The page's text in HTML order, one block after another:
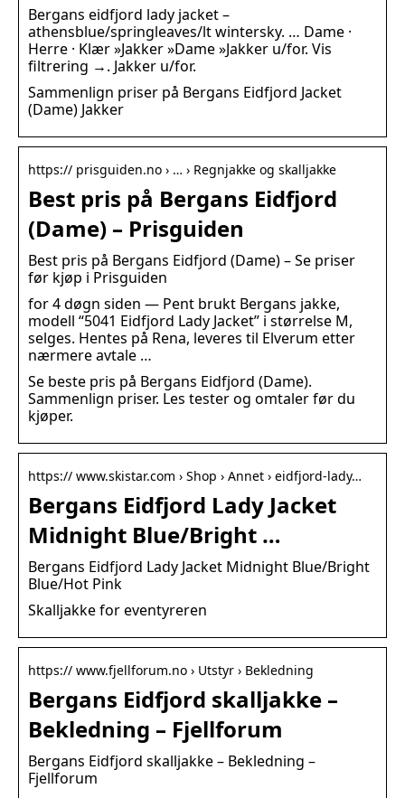
Bergans eidfjord lady jacket –
athensblue/springleaves/lt wintersky. … Dame ·
Herre · Klær »Jakker »Dame »Jakker u/for. Vis
filtrering →. Jakker u/for.
Sammenlign priser på Bergans Eidfjord Jacket
(Dame) Jakker
https:// prisguiden.no › … › Regnjakke og skalljakke
Best pris på Bergans Eidfjord
(Dame) – Prisguiden
Best pris på Bergans Eidfjord (Dame) – Se priser
før kjøp i Prisguiden
for 4 døgn siden — Pent brukt Bergans jakke,
modell “5041 Eidfjord Lady Jacket” i størrelse M,
selges. Hentes på Rena, leveres til Elverum etter
nærmere avtale …
Se beste pris på Bergans Eidfjord (Dame).
Sammenlign priser. Les tester og omtaler før du
kjøper.
https:// www.skistar.com › Shop › Annet › eidfjord-lady…
Bergans Eidfjord Lady Jacket
Midnight Blue/Bright …
Bergans Eidfjord Lady Jacket Midnight Blue/Bright
Blue/Hot Pink
Skalljakke for eventyreren
https:// www.fjellforum.no › Utstyr › Bekledning
Bergans Eidfjord skalljakke –
Bekledning – Fjellforum
Bergans Eidfjord skalljakke – Bekledning –
Fjellforum